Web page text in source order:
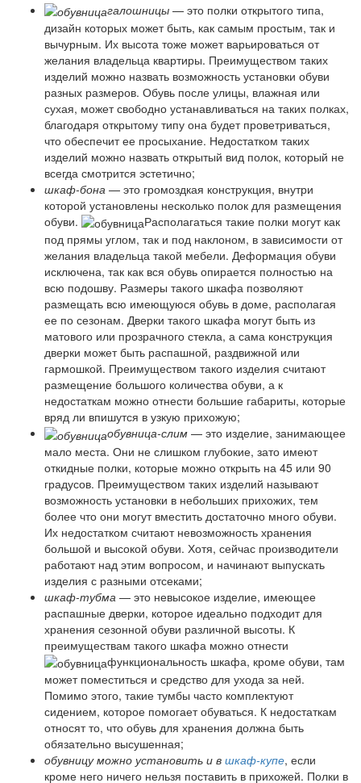
галошницы — это полки открытого типа,
дизайн которых может быть, как самым простым, так и
вычурным. Их высота тоже может варьироваться от
желания владельца квартиры. Преимуществом таких
изделий можно назвать возможность установки обуви
разных размеров. Обувь после улицы, влажная или
сухая, может свободно устанавливаться на таких полках,
благодаря открытому типу она будет проветриваться,
что обеспечит ее просыхание. Недостатком таких
изделий можно назвать открытый вид полок, который не
всегда смотрится эстетично;
шкаф-бона — это громоздкая конструкция, внутри
которой установлены несколько полок для размещения
обуви.
Располагаться такие полки могут как
под прямы углом, так и под наклоном, в зависимости от
желания владельца такой мебели. Деформация обуви
исключена, так как вся обувь опирается полностью на
всю подошву. Размеры такого шкафа позволяют
размещать всю имеющуюся обувь в доме, располагая
ее по сезонам. Дверки такого шкафа могут быть из
матового или прозрачного стекла, а сама конструкция
дверки может быть распашной, раздвижной или
гармошкой. Преимуществом такого изделия считают
размещение большого количества обуви, а к
недостаткам можно отнести большие габариты, которые
вряд ли впишутся в узкую прихожую;
обувница-слим — это изделие, занимающее
мало места. Они не слишком глубокие, зато имеют
откидные полки, которые можно открыть на 45 или 90
градусов. Преимуществом таких изделий называют
возможность установки в небольших прихожих, тем
более что они могут вместить достаточно много обуви.
Их недостатком считают невозможность хранения
большой и высокой обуви. Хотя, сейчас производители
работают над этим вопросом, и начинают выпускать
изделия с разными отсеками;
шкаф-тубма — это невысокое изделие, имеющее
распашные дверки, которое идеально подходит для
хранения сезонной обуви различной высоты. К
преимуществам такого шкафа можно отнести
функциональность шкафа, кроме обуви, там
может поместиться и средство для ухода за ней.
Помимо этого, такие тумбы часто комплектуют
сидением, которое помогает обуваться. К недостаткам
относят то, что обувь для хранения должна быть
обязательно высушенная;
обувницу можно установить и в шкаф-купе, если
кроме него ничего нельзя поставить в прихожей. Полки в